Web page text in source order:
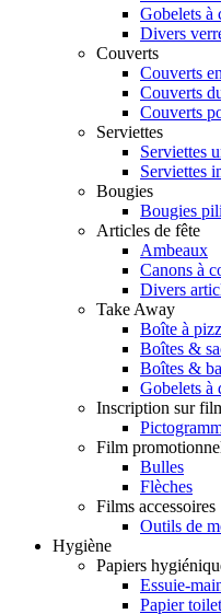
Gobelets à
Divers
Couverts
Couverts
Couverts
Couverts
Serviettes
Serviettes
Serviettes
Bougies
Bougies
Articles de fête
Ambeaux
Canons à
Divers
Take Away
Boîte à
Boîtes &
Boîtes &
Gobelets à
Inscription sur
Film
Bulles
Flèches
Films accessoires
Outils de
Hygiène
Papiers
Essuie-
Papier